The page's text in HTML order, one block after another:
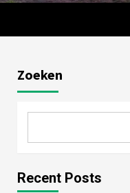
Zoeken
Recent Posts